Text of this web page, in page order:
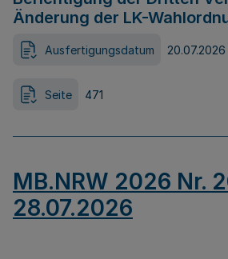
Änderung der LK-
Ausfertigungsdatum 20.07.2026
Seite 471
MB.NRW 2026 Nr.
28.07.2026